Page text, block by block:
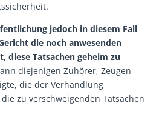
jedoch in diesem Fall
die noch anwesenden
diese Tatsachen geheim zu
diejenigen Zuhörer, Zeugen
die der Verhandlung
zu verschweigenden Tatsachen